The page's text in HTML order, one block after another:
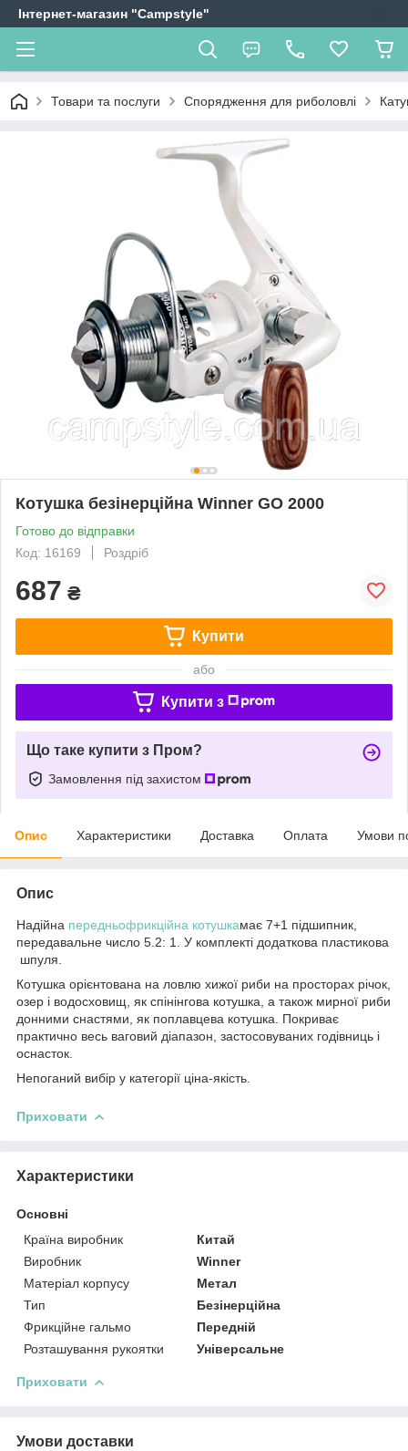
Інтернет-магазин "Campstyle"
Товари та послуги Спорядження для риболовлі
Котушка безінерційна Winner GO 2000
Готово до відправки
Код: 16169
Роздріб
687 ₴
Купити
або
Купити з
Що таке купити з Пром?
Замовлення під захистом
Опис Характеристики Доставка Оплата Умови
Опис
Надійна передньофрикційна котушкамає 7+1 підшипник,
передавальне число 5.2: 1. У комплекті додаткова пластикова
шпуля.
Котушка орієнтована на ловлю хижої риби на просторах річок,
озер і водосховищ, як спінінгова котушка, а також мирної риби
донними снастями, як поплавцева котушка. Покриває
практично весь ваговий діапазон, застосовуваних годівниць і
оснасток.
Непоганий вибір у категорії ціна-якість.
Приховати
Характеристики
Основні
Країна виробник
Китай
Виробник
Winner
Матеріал корпусу
Метал
Тип
Безінерційна
Фрикційне гальмо
Передній
Розташування рукоятки
Універсальне
Приховати
Умови доставки